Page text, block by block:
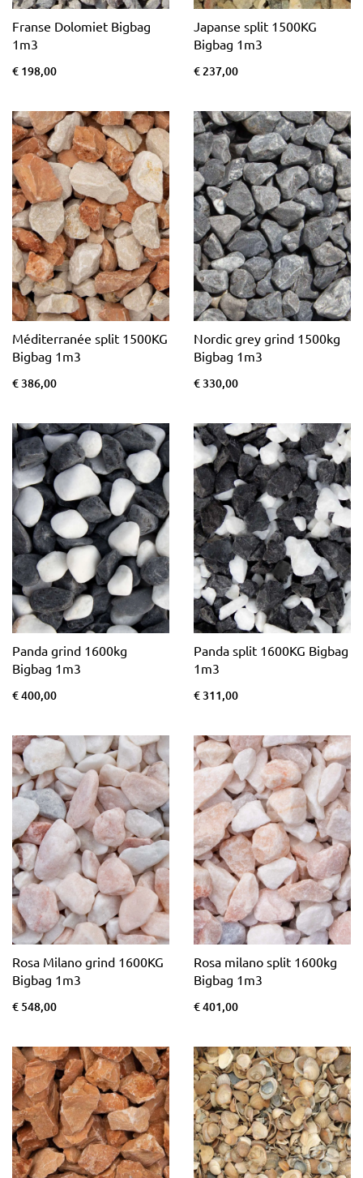
Franse Dolomiet Bigbag
1m3
€ 198,00
Japanse split 1500KG
Bigbag 1m3
€ 237,00
Méditerranée split 1500KG
Bigbag 1m3
€ 386,00
Nordic grey grind 1500kg
Bigbag 1m3
€ 330,00
Panda grind 1600kg
Bigbag 1m3
€ 400,00
Panda split 1600KG Bigbag
1m3
€ 311,00
Rosa Milano grind 1600KG
Bigbag 1m3
€ 548,00
Rosa milano split 1600kg
Bigbag 1m3
€ 401,00